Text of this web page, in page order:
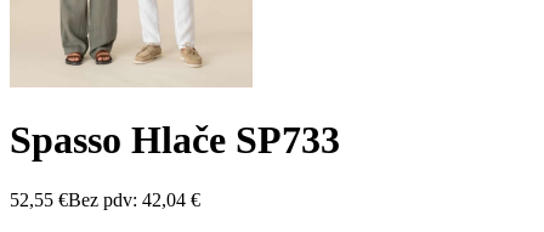
Spasso Hlače SP733
52,55 €Bez pdv: 42,04 €